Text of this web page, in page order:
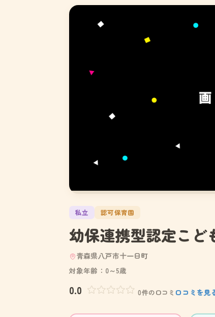
私立 認可保育園
幼保連携型認定こど
青森県八戸市十一日町
対象年齢：0～5歳
0.0 0件の口コミ 口コミを見